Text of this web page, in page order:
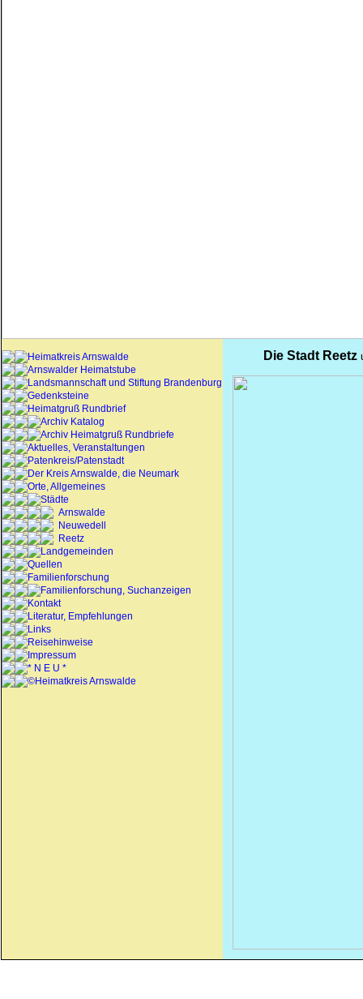
Heimatkreis Arnswalde
Arnswalder Heimatstube
Landsmannschaft und Stiftung Brandenburg
Gedenksteine
Heimatgruß Rundbrief
Archiv Katalog
Archiv Heimatgruß Rundbriefe
Aktuelles, Veranstaltungen
Patenkreis/Patenstadt
Der Kreis Arnswalde, die Neumark
Orte, Allgemeines
Städte
Arnswalde
Neuwedell
Reetz
Landgemeinden
Quellen
Familienforschung
Familienforschung, Suchanzeigen
Kontakt
Literatur, Empfehlungen
Links
Reisehinweise
Impressum
* N E U *
©Heimatkreis Arnswalde
Die Stadt Reetz